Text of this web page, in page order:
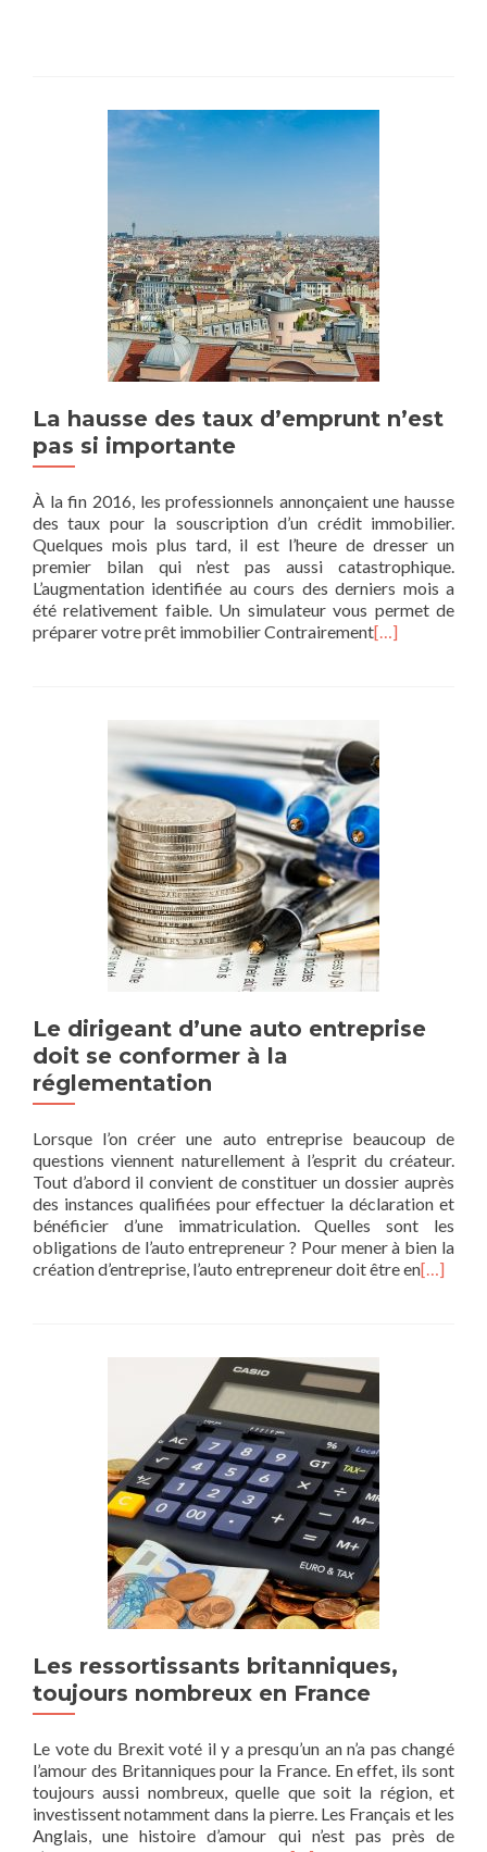
La hausse des taux d’emprunt n’est
pas si importante
À la fin 2016, les professionnels annonçaient une hausse
des taux pour la souscription d’un crédit immobilier.
Quelques mois plus tard, il est l’heure de dresser un
premier bilan qui n’est pas aussi catastrophique.
L’augmentation identifiée au cours des derniers mois a
été relativement faible. Un simulateur vous permet de
préparer votre prêt immobilier Contrairement[…]
Le dirigeant d’une auto entreprise
doit se conformer à la
réglementation
Lorsque l’on créer une auto entreprise beaucoup de
questions viennent naturellement à l’esprit du créateur.
Tout d’abord il convient de constituer un dossier auprès
des instances qualifiées pour effectuer la déclaration et
bénéficier d’une immatriculation. Quelles sont les
obligations de l’auto entrepreneur ? Pour mener à bien la
création d’entreprise, l’auto entrepreneur doit être en[…]
Les ressortissants britanniques,
toujours nombreux en France
Le vote du Brexit voté il y a presqu’un an n’a pas changé
l’amour des Britanniques pour la France. En effet, ils sont
toujours aussi nombreux, quelle que soit la région, et
investissent notamment dans la pierre. Les Français et les
Anglais, une histoire d’amour qui n’est pas près de